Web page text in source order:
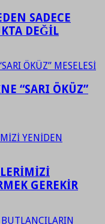
SADECE
DEĞİL
“SARI ÖKÜZ”
GEREKİR